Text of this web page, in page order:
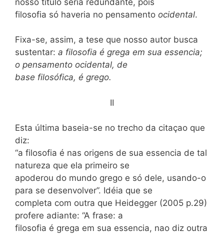
filosofia só haveria no pensamento ocidental.
Fixa-se, assim, a tese que nosso autor busca
sustentar: a filosofia é grega em sua essencia;
o pensamento ocidental, de
base filosófica, é grego.
II
Esta última baseia-se no trecho da citaçao que
diz:
“a filosofia é nas origens de sua essencia de tal
natureza que ela primeiro se
apoderou do mundo grego e só dele, usando-o
para se desenvolver”. Idéia que se
completa com outra que Heidegger (2005 p.29)
profere adiante: “A frase: a
filosofia é grega em sua essencia, nao diz outra